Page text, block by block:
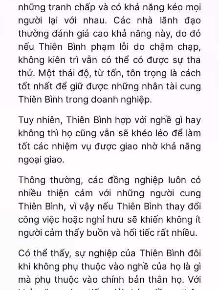
những tranh chấp và có khả năng kéo mọi
người lại với nhau. Các nhà lãnh đạo
thường đánh giá cao khả năng này, do đó
nếu Thiên Bình phạm lỗi do chậm chạp,
không kiên trì vẫn có thể có được sự tha
thứ. Một thái độ, từ tốn, tôn trọng là cách
tốt nhất để giữ được những nhân tài cung
Thiên Bình trong doanh nghiệp.
Tuy nhiên, Thiên Bình hợp với nghề gì hay
không thì họ cũng vẫn sẽ khéo léo để làm
tốt các nhiệm vụ được giao nhờ khả năng
ngoại giao.
Thông thường, các đồng nghiệp luôn có
nhiều thiện cảm với những người cung
Thiên Bình, vì vậy nếu Thiên Bình thay đổi
công việc hoặc nghỉ hưu sẽ khiến không ít
người cảm thấy buồn và hối tiếc rất nhiều.
Có thể thấy, sự nghiệp của Thiên Bình đôi
khi không phụ thuộc vào nghề của họ là gì
mà phụ thuộc vào chính bản thân họ. Với